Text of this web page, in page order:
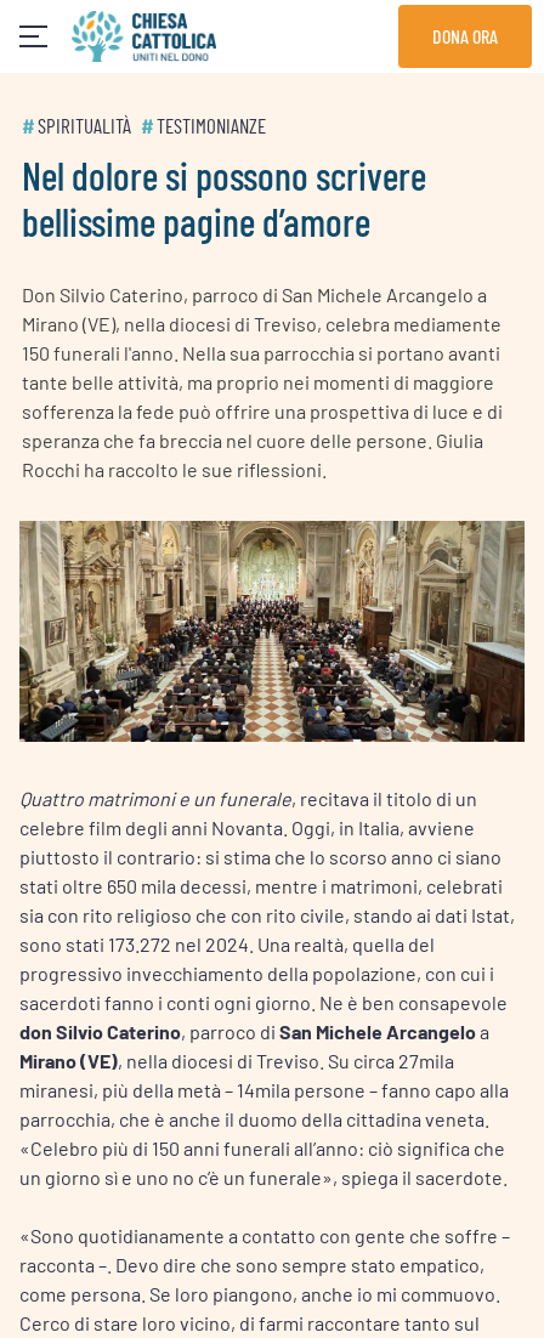
DONA ORA
#SPIRITUALITÀ #TESTIMONIANZE
Nel dolore si possono scrivere
bellissime pagine d’amore
Don Silvio Caterino, parroco di San Michele Arcangelo a
Mirano (VE), nella diocesi di Treviso, celebra mediamente
150 funerali l'anno. Nella sua parrocchia si portano avanti
tante belle attività, ma proprio nei momenti di maggiore
sofferenza la fede può offrire una prospettiva di luce e di
speranza che fa breccia nel cuore delle persone. Giulia
Rocchi ha raccolto le sue riflessioni.
Quattro matrimoni e un funerale, recitava il titolo di un
celebre film degli anni Novanta. Oggi, in Italia, avviene
piuttosto il contrario: si stima che lo scorso anno ci siano
stati oltre 650 mila decessi, mentre i matrimoni, celebrati
sia con rito religioso che con rito civile, stando ai dati Istat,
sono stati 173.272 nel 2024. Una realtà, quella del
progressivo invecchiamento della popolazione, con cui i
sacerdoti fanno i conti ogni giorno. Ne è ben consapevole
don Silvio Caterino, parroco di San Michele Arcangeloa
Mirano (VE), nella diocesi di Treviso. Su circa 27mila
miranesi, più della metà – 14mila persone – fanno capo alla
parrocchia, che è anche il duomo della cittadina veneta.
«Celebro più di 150 anni funerali all’anno: ciò significa che
un giorno sì e uno no c’è un funerale», spiega il sacerdote.
«Sono quotidianamente a contatto con gente che soffre –
racconta –. Devo dire che sono sempre stato empatico,
come persona. Se loro piangono, anche io mi commuovo.
Cerco di stare loro vicino, di farmi raccontare tanto sul